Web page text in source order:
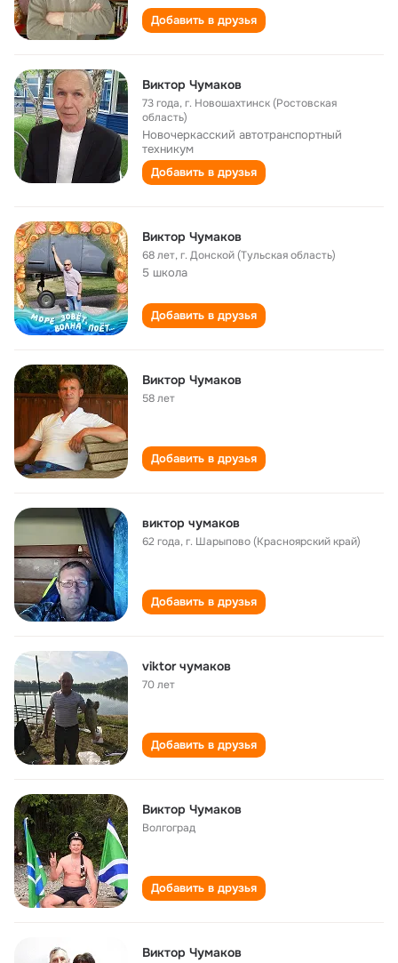
Добавить в друзья
Виктор Чумаков
73 года,г. Новошахтинск (Ростовская
область)
Новочеркасский автотранспортный
техникум
Добавить в друзья
Виктор Чумаков
68 лет,г. Донской (Тульская область)
5 школа
Добавить в друзья
Виктор Чумаков
58 лет
Добавить в друзья
виктор чумаков
62 года,г. Шарыпово (Красноярский край)
Добавить в друзья
viktor чумаков
70 лет
Добавить в друзья
Виктор Чумаков
Волгоград
Добавить в друзья
Виктор Чумаков